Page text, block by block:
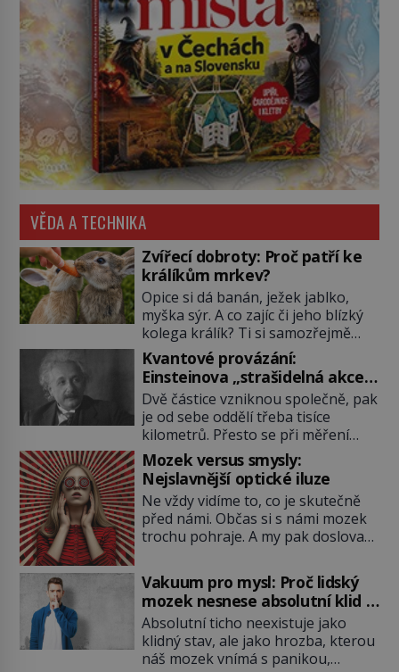
VĚDA A TECHNIKA
Zvířecí dobroty: Proč patří ke
králíkům mrkev?
Opice si dá banán, ježek jablko,
myška sýr. A co zajíc či jeho blízký
kolega králík? Ti si samozřejmě
pochutnají na mrkvi! Proč jsou
podobné představy o potravě
zvířat často spíš mýty? Pokud máte
doma králíka, mrkev mu dát
můžete. A nejspíš mu i bude
chutnat, ovšem měl by ji mít jen
jako občasný pamlsek. […]
Kvantové provázání:
Einsteinova „strašidelná akce
na dálku“ dál mate i fascinuje
vědce
Dvě částice vzniknou společně, pak
je od sebe oddělí třeba tisíce
kilometrů. Přesto se při měření
chovají, jako by mezi nimi
existovalo neviditelné pouto. Albert
Einstein tomu s jistou dávkou
ironie říká „strašidelná akce na
dálku“ a dlouhá desetiletí věří, že
musí existovat jednodušší
však ukazují, že kvantový svět
funguje jinak, než […]
Mozek versus smysly:
Nejslavnější optické iluze
Ne vždy vidíme to, co je skutečně
před námi. Občas si s námi mozek
trochu pohraje. A my pak doslova
vznikají ty nejpodivnější optické
iluze? Soustřeď se na to hlavní!
TROXLERŮV EFEKT Náš mozek
zvládne zpracovat hodně informací.
Všechny na světě ale nikoliv, musí
si vybírat! Jak to dělá? Když se […]
Vakuum pro mysl: Proč lidský
mozek nesnese absolutní klid a
začne si vymýšlet horory
Absolutní ticho neexistuje jako
klidný stav, ale jako hrozba, kterou
náš mozek vnímá s panikou,